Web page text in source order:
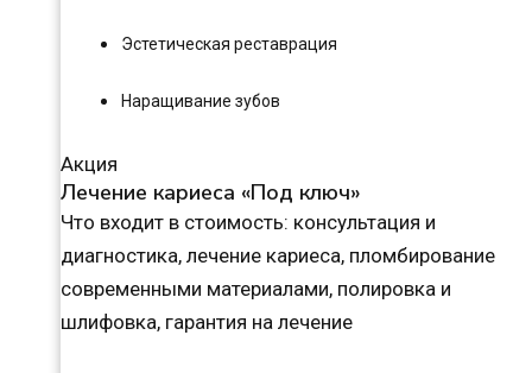
Эстетическая реставрация
Наращивание зубов
Акция
Лечение кариеса «Под ключ»
Что входит в стоимость: консультация и
диагностика, лечение кариеса, пломбирование
современными материалами, полировка и
шлифовка, гарантия на лечение